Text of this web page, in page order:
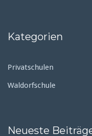
Kategorien
Privatschulen
Waldorfschule
Neueste